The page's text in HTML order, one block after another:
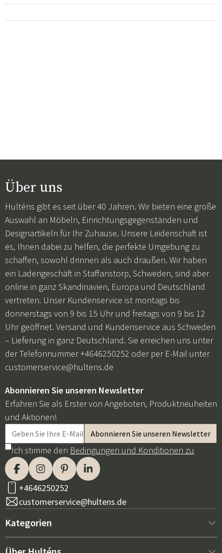
Über uns
Hulténs gibt es seit über 40 Jahren. Wir bieten eine große
Auswahl an Möbeln, Einrichtungsgegenständen und
Designartikeln für Ihr Zuhause. Unsere Leidenschaft ist
es, Ihnen dabei zu helfen, die perfekte Umgebung zu
schaffen, sowohl drinnen als auch draußen. Wir haben
ein Ladengeschäft in Staffanstorp, Schweden, sind aber
online in ganz Skandinavien, Europa und Deutschland
vertreten. Unser Kundenservice ist montags bis
donnerstags von 9 bis 15 Uhr und freitags von 9 bis 12
Uhr geöffnet. Versand und Kundenservice aus Schweden
– Lieferung in ganz Deutschland. Sie erreichen uns unter
der Telefonnummer +4646250252 oder per E-Mail unter
customerservice@hultens.de
Abonnieren Sie unseren Newsletter
Erfahren Sie als Erster von Angeboten, Produktneuheiten
und Aktionen!
Ich stimme den Bedingungen und Konditionen zu
+4646250252
customerservice@hultens.de
Kategorien
Neu bei uns